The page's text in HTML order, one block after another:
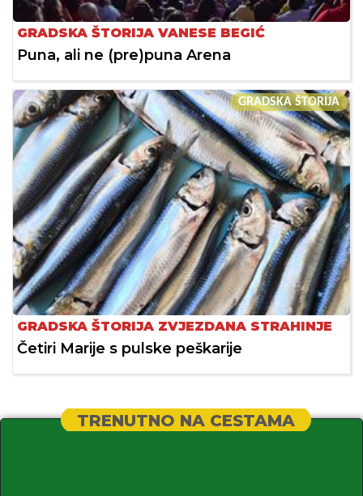
GRADSKA ŠTORIJA VANESE BEGIĆ
Puna, ali ne (pre)puna Arena
GRADSKA ŠTORIJA
GRADSKA ŠTORIJA ZVJEZDANA STRAHINJE
Četiri Marije s pulske peškarije
TRENUTNO NA CESTAMA